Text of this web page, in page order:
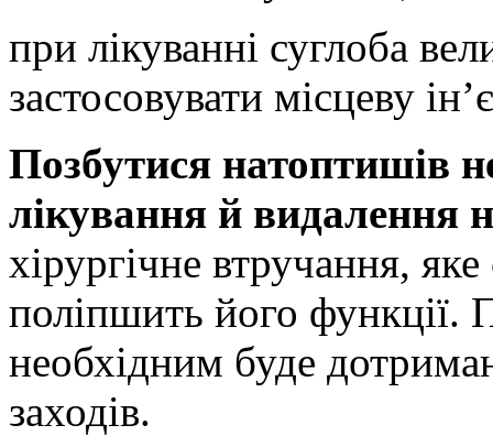
при лікуванні суглоба
застосовувати місцеву
Позбутися натоптишів
лікування й видалення
хірургічне втручання,
поліпшить його функції.
необхідним буде
заходів.